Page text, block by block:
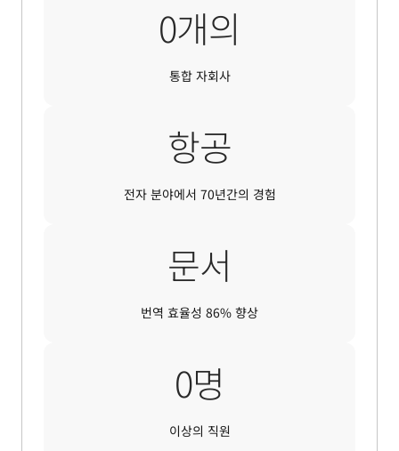
0개의
통합 자회사
항공
전자 분야에서 70년간의 경험
문서
번역 효율성 86% 향상
0명
이상의 직원